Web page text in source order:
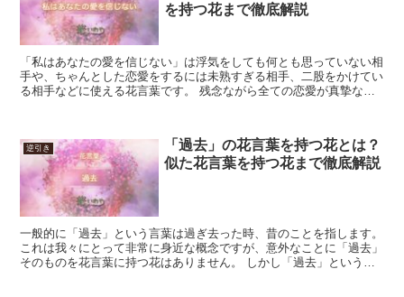
を持つ花まで徹底解説
「私はあなたの愛を信じない」は浮気をしても何とも思っていない相
手や、ちゃんとした恋愛をするには未熟すぎる相手、二股をかけてい
る相手などに使える花言葉です。 残念ながら全ての恋愛が真摯なも
逆引き
「過去」の花言葉を持つ花とは？
似た花言葉を持つ花まで徹底解説
一般的に「過去」という言葉は過ぎ去った時、昔のことを指します。
これは我々にとって非常に身近な概念ですが、意外なことに「過去」
そのものを花言葉に持つ花はありません。 しかし「過去」という言